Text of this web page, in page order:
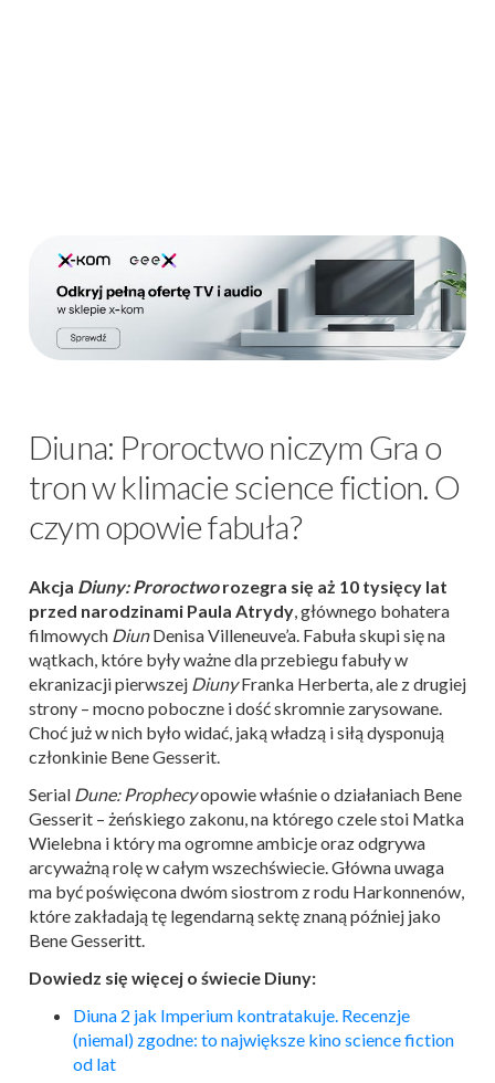
Diuna: Proroctwo niczym Gra o
tron w klimacie science fiction. O
czym opowie fabuła?
Akcja Diuny: Proroctworozegra się aż 10 tysięcy lat
przed narodzinami Paula Atrydy, głównego bohatera
filmowych DiunDenisa Villeneuve’a. Fabuła skupi się na
wątkach, które były ważne dla przebiegu fabuły w
ekranizacji pierwszej DiunyFranka Herberta, ale z drugiej
strony – mocno poboczne i dość skromnie zarysowane.
Choć już w nich było widać, jaką władzą i siłą dysponują
członkinie Bene Gesserit.
Serial Dune: Prophecyopowie właśnie o działaniach Bene
Gesserit – żeńskiego zakonu, na którego czele stoi Matka
Wielebna i który ma ogromne ambicje oraz odgrywa
arcyważną rolę w całym wszechświecie. Główna uwaga
ma być poświęcona dwóm siostrom z rodu Harkonnenów,
które zakładają tę legendarną sektę znaną później jako
Bene Gesseritt.
Dowiedz się więcej o świecie Diuny:
Diuna 2 jak Imperium kontratakuje. Recenzje
(niemal) zgodne: to największe kino science fiction
od lat